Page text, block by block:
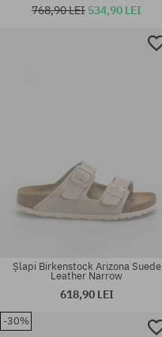
Mărimi existente:
768,90 LEI 534,90 LEI
Șlapi Birkenstock Arizona Suede
Leather Narrow
618,90 LEI
-30%